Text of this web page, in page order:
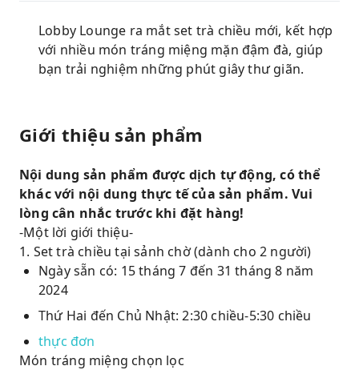
Lobby Lounge ra mắt set trà chiều mới, kết hợp
với nhiều món tráng miệng mặn đậm đà, giúp
bạn trải nghiệm những phút giây thư giãn.
Giới thiệu sản phẩm
Nội dung sản phẩm được dịch tự động, có thể
khác với nội dung thực tế của sản phẩm. Vui
lòng cân nhắc trước khi đặt hàng!
-Một lời giới thiệu-
1. Set trà chiều tại sảnh chờ (dành cho 2 người)
Ngày sẵn có: 15 tháng 7 đến 31 tháng 8 năm
2024
Thứ Hai đến Chủ Nhật: 2:30 chiều-5:30 chiều
thực đơn
Món tráng miệng chọn lọc